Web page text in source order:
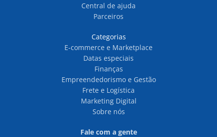
Central de ajuda
Parceiros
Categorias
E-commerce e Marketplace
Datas especiais
Finanças
Empreendedorismo e Gestão
Frete e Logística
Marketing Digital
Sobre nós
Fale com a gente